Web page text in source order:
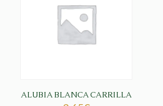
ALUBIA BLANCA CARRILLA